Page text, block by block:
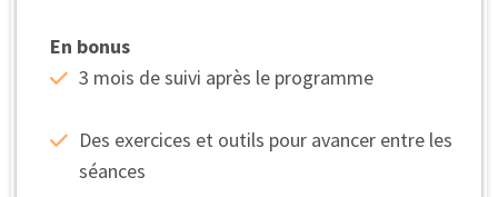
dans mon enfance. Je l'ai gardé pour moi. Je l'ai
oublié pendant quelques années. Les souvenirs sont
revenus pendant l'adolescence quand tout le